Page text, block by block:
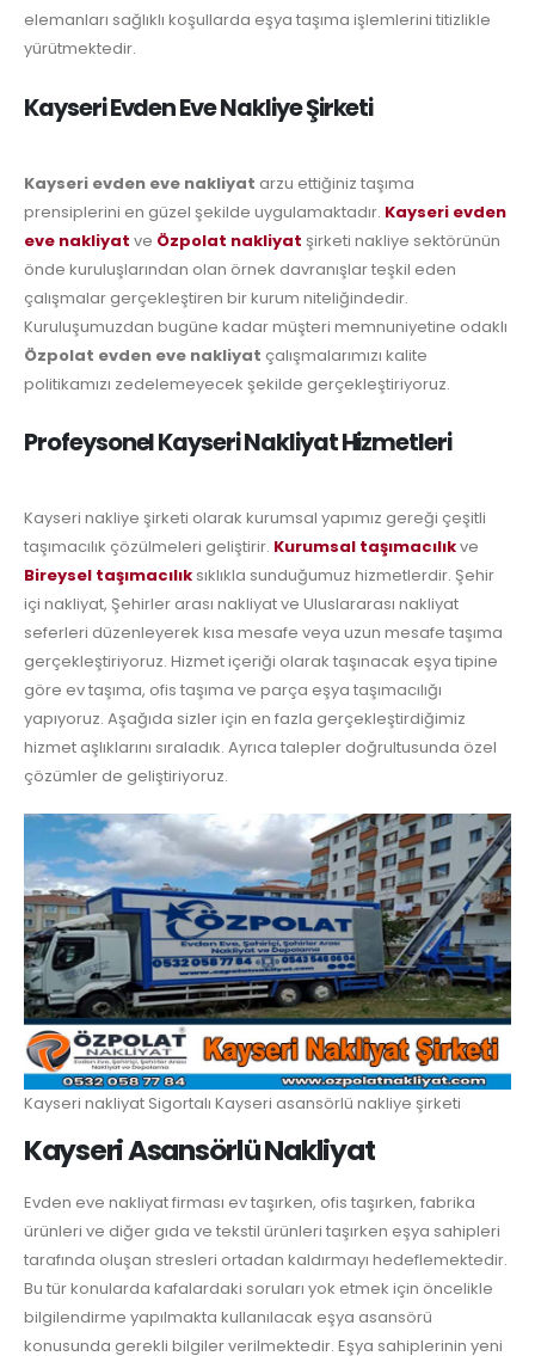
elemanları sağlıklı koşullarda eşya taşıma işlemlerini titizlikle
yürütmektedir.
Kayseri Evden Eve Nakliye Şirketi
Kayseri evden eve nakliyat arzu ettiğiniz taşıma
prensiplerini en güzel şekilde uygulamaktadır. Kayseri evden
eve nakliyat ve Özpolat nakliyat şirketi nakliye sektörünün
önde kuruluşlarından olan örnek davranışlar teşkil eden
çalışmalar gerçekleştiren bir kurum niteliğindedir.
Kuruluşumuzdan bugüne kadar müşteri memnuniyetine odaklı
Özpolat evden eve nakliyat çalışmalarımızı kalite
politikamızı zedelemeyecek şekilde gerçekleştiriyoruz.
Profeysonel Kayseri Nakliyat Hizmetleri
Kayseri nakliye şirketi olarak kurumsal yapımız gereği çeşitli
taşımacılık çözülmeleri geliştirir. Kurumsal taşımacılıkve
Bireysel taşımacılık sıklıkla sunduğumuz hizmetlerdir. Şehir
içi nakliyat, Şehirler arası nakliyat ve Uluslararası nakliyat
seferleri düzenleyerek kısa mesafe veya uzun mesafe taşıma
gerçekleştiriyoruz. Hizmet içeriği olarak taşınacak eşya tipine
göre ev taşıma, ofis taşıma ve parça eşya taşımacılığı
yapıyoruz. Aşağıda sizler için en fazla gerçekleştirdiğimiz
hizmet aşlıklarını sıraladık. Ayrıca talepler doğrultusunda özel
çözümler de geliştiriyoruz.
Kayseri nakliyat Sigortalı Kayseri asansörlü nakliye şirketi
Kayseri Asansörlü Nakliyat
Evden eve nakliyat firması ev taşırken, ofis taşırken, fabrika
ürünleri ve diğer gıda ve tekstil ürünleri taşırken eşya sahipleri
tarafında oluşan stresleri ortadan kaldırmayı hedeflemektedir.
Bu tür konularda kafalardaki soruları yok etmek için öncelikle
bilgilendirme yapılmakta kullanılacak eşya asansörü
konusunda gerekli bilgiler verilmektedir. Eşya sahiplerinin yeni